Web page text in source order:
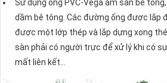
Sử dụng ống PVC-Vega âm sàn bê
dầm bê tông. Các đường ống được lắp
được một lớp thép và lắp dựng xong
sàn phải có người trực để xử lý khi có
mất liên kết…